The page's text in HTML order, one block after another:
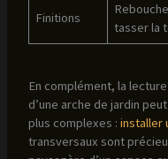
Finitions
tasser la
En complément, la
d’une arche de jardin
plus complexes : installer
transversaux sont